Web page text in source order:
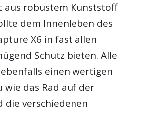
aus robustem Kunststoff
dem Innenleben des
X6 in fast allen
Schutz bieten. Alle
einen wertigen
wie das Rad auf der
die verschiedenen